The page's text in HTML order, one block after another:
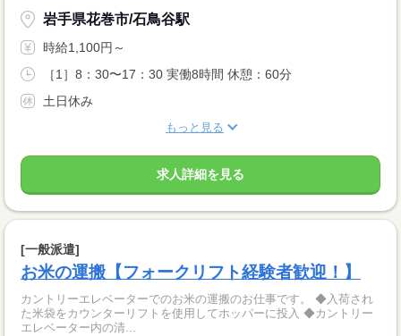
岩手県花巻市/石鳥谷駅
時給1,100円～
［1］8：30〜17：30 実働8時間 休憩：60分
土日休み
もっと見る
求人詳細を見る
[一般派遣]
お米の運搬【フォークリフト経験者歓迎！】
カントリーエレベーターでのお米の運搬のお仕事です。 ◆入荷され
た米袋をカウンターリフトを使用してホッパーに投入 ◆カントリー
エレベーター内の清...